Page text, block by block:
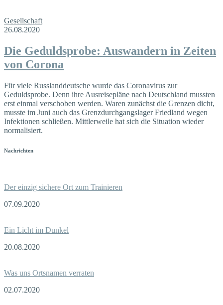
Gesellschaft
26.08.2020
Die Geduldsprobe: Auswandern in Zeiten
von Corona
Für viele Russlanddeutsche wurde das Coronavirus zur
Geduldsprobe. Denn ihre Ausreisepläne nach Deutschland mussten
erst einmal verschoben werden. Waren zunächst die Grenzen dicht,
musste im Juni auch das Grenzdurchgangslager Friedland wegen
Infektionen schließen. Mittlerweile hat sich die Situation wieder
normalisiert.
Nachrichten
Der einzig sichere Ort zum Trainieren
07.09.2020
Ein Licht im Dunkel
20.08.2020
Was uns Ortsnamen verraten
02.07.2020